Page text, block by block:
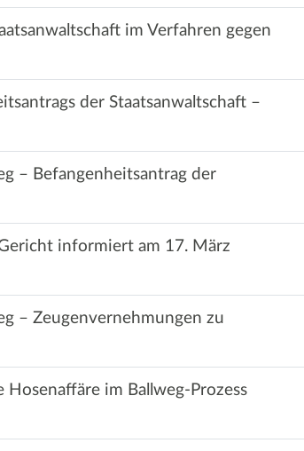
im Verfahren gegen
der Staatsanwaltschaft –
– Befangenheitsantrag der
informiert am 17. März
– Zeugenvernehmungen zu
im Ballweg-Prozess